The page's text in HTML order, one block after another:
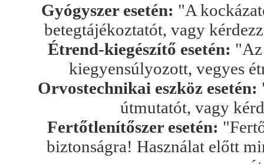
Gyógyszer esetén: "A
betegtájékoztatót, vagy
Étrend-kiegészítő esetén: "Az
kiegyensúlyozott, vegyes
Orvostechnikai eszköz esetén:
útmutatót, vagy
Fertőtlenítőszer esetén:
biztonságra! Használat előtt